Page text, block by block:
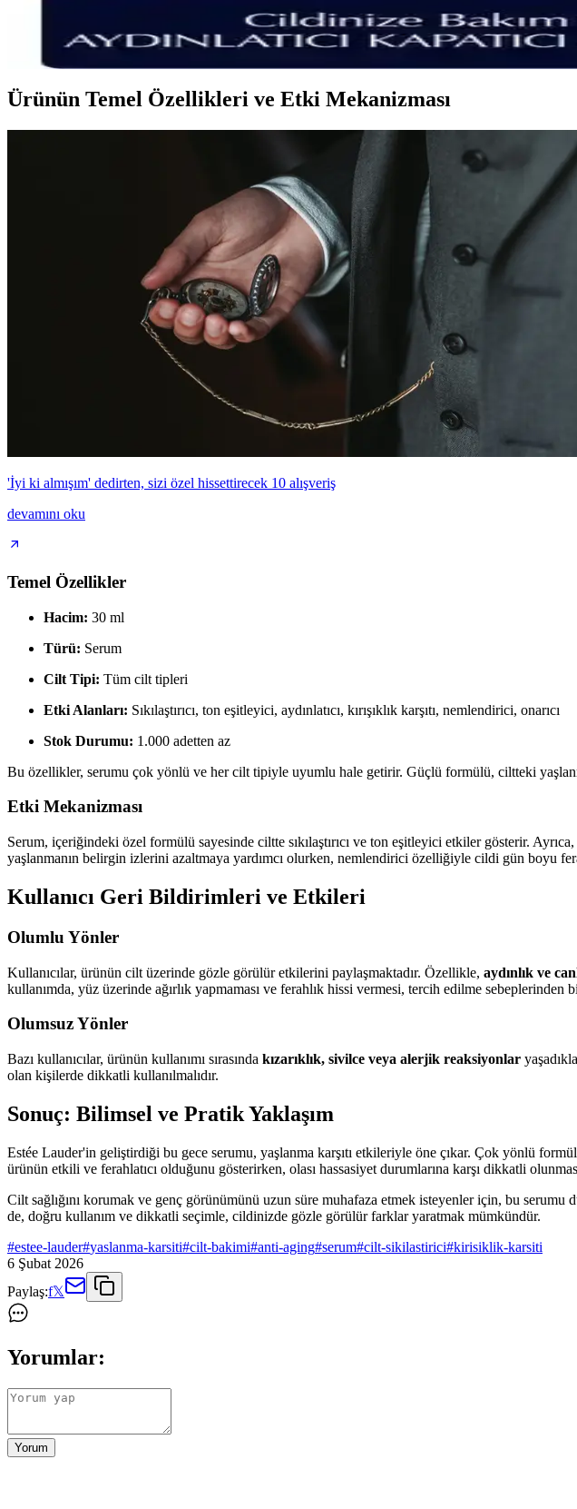
Estée Lauder Futurist Brightening Skincealer ve Double Wear Stay-in-Place
Bu karşılaştırmada Estée Lauder Futurist Brightening Skincealer ve Double Wear Stay-in-Place
Ürünün Temel Özellikleri ve Etki Mekanizması
'İyi ki almışım' dedirten, sizi özel hissettirecek 10 alışveriş
devamını oku
Temel Özellikler
Hacim: 30 ml
Türü: Serum
Cilt Tipi: Tüm cilt tipleri
Etki Alanları: Sıkılaştırıcı, ton eşitleyici, aydınlatıcı, kırışıklık karşıtı, nemlendirici, onarıcı
Stok Durumu: 1.000 adetten az
Bu özellikler, serumu çok yönlü ve her cilt tipiyle uyumlu hale getirir. Güçlü formülü, ciltteki
Etki Mekanizması
Serum, içeriğindeki özel formülü sayesinde ciltte sıkılaştırıcı ve ton eşitleyici etkiler gösterir.
yaşlanmanın belirgin izlerini azaltmaya yardımcı olurken, nemlendirici özelliğiyle cildi gün boyu
Kullanıcı Geri Bildirimleri ve Etkileri
Olumlu Yönler
Kullanıcılar, ürünün cilt üzerinde gözle görülür etkilerini paylaşmaktadır. Özellikle, aydınlık ve
kullanımda, yüz üzerinde ağırlık yapmaması ve ferahlık hissi vermesi, tercih edilme sebeplerinden
Olumsuz Yönler
Bazı kullanıcılar, ürünün kullanımı sırasında kızarıklık, sivilce veya alerjik reaksiyonlar
olan kişilerde dikkatli kullanılmalıdır.
Sonuç: Bilimsel ve Pratik Yaklaşım
Estée Lauder'in geliştirdiği bu gece serumu, yaşlanma karşıtı etkileriyle öne çıkar. Çok yönlü
ürünün etkili ve ferahlatıcı olduğunu gösterirken, olası hassasiyet durumlarına karşı dikkatli
Cilt sağlığını korumak ve genç görünümünü uzun süre muhafaza etmek isteyenler için, bu
de, doğru kullanım ve dikkatli seçimle, cildinizde gözle görülür farklar yaratmak mümkündür.
#estee-lauder#yaslanma-karsiti#cilt-bakimi#anti-aging#serum#cilt-sikilastirici#kirisiklik-karsiti
6 Şubat 2026
Paylaş:f𝕏
Yorumlar:
Yorum